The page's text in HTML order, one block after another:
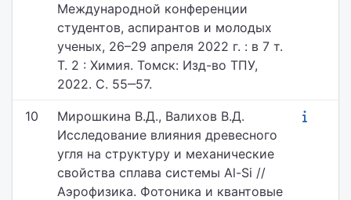
Международной конференции
студентов, аспирантов и молодых
ученых, 26–29 апреля 2022 г. : в 7 т.
Т. 2 : Химия. Томск: Изд-во ТПУ,
2022. С. 55‒57.
10
Мирошкина В.Д., Валихов В.Д.
Исследование влияния древесного
угля на структуру и механические
свойства сплава системы Al-Si //
Аэрофизика. Фотоника и квантовые